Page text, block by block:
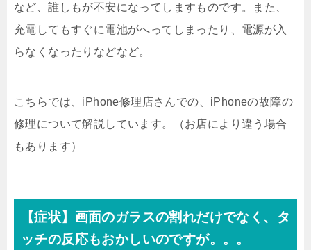
など、誰しもが不安になってしますものです。また、
充電してもすぐに電池がへってしまったり、電源が入
らなくなったりなどなど。
こちらでは、iPhone修理店さんでの、iPhoneの故障の
修理について解説しています。（お店により違う場合
もあります）
【症状】画面のガラスの割れだけでなく、タ
ッチの反応もおかしいのですが。。。